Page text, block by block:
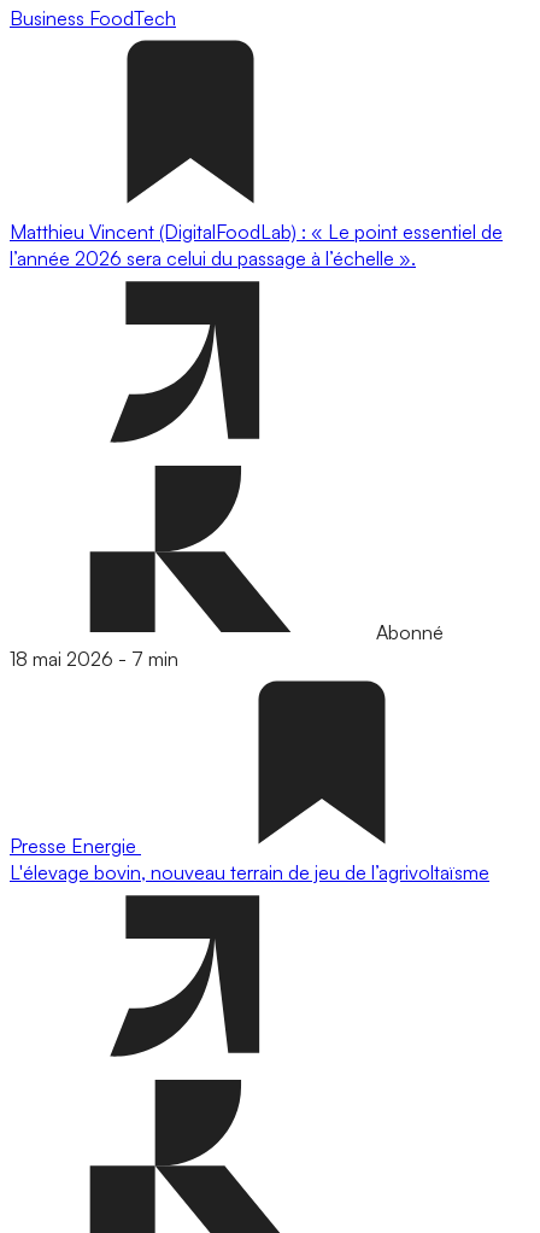
Business FoodTech
Matthieu Vincent (DigitalFoodLab) : « Le point essentiel de
l’année 2026 sera celui du passage à l’échelle ».
Abonné
18 mai 2026 - 7 min
Presse Energie
L'élevage bovin, nouveau terrain de jeu de l’agrivoltaïsme